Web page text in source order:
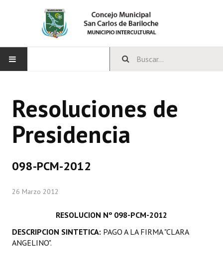
CONCEJO
Bloques Políticos
Comisiones Permanentes
Comisiones Especiales
Concejales Mandato Cumplido
Programas
Resoluciones de
Presidencia
098-PCM-2012
26 Marzo 2012
RESOLUCION Nº 098-PCM-2012
DESCRIPCION SINTETICA: PAGO A LA FIRMA "CLARA
ANGELINO".